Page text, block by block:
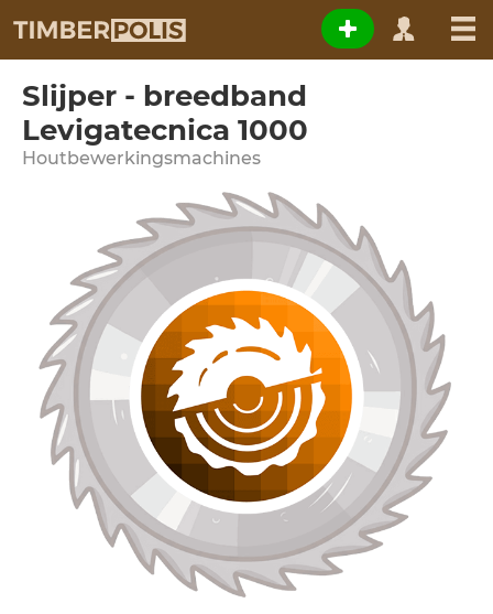
Slijper - breedband
Levigatecnica 1000
Houtbewerkingsmachines